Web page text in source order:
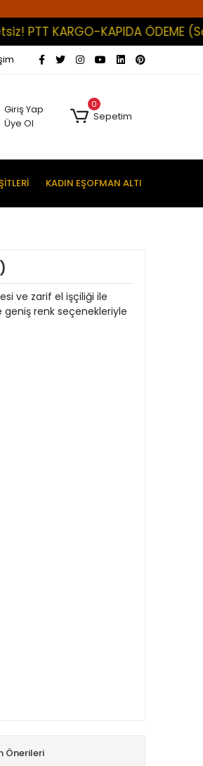
KAPIDA ÖDEME
Giriş Yap
Üye Ol
0
Sepetim
KADIN EŞOFMAN ALTI
ve zarif el işçiliği ile
renk seçenekleriyle
Önerileri